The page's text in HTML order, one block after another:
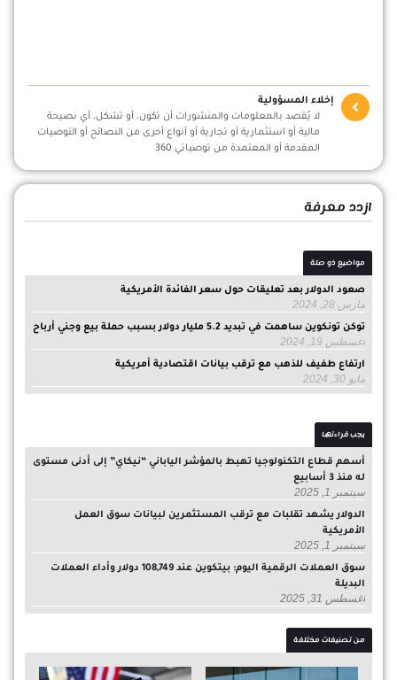
إخلاء المسؤولية
لا يُقصد بالمعلومات والمنشورات أن تكون، أو تشكل، أي نصيحة
مالية أو استثمارية أو تجارية أو أنواع أخرى من النصائح أو التوصيات
المقدمة أو المعتمدة من توصياتي 360
ازدد معرفة
مواضيع ذو صلة
صعود الدولار بعد تعليقات حول سعر الفائدة الأمريكية
مارس 28, 2024
توكن تونكوين ساهمت في تبديد 5.2 مليار دولار بسبب حملة بيع وجني أرباح
أغسطس 19, 2024
ارتفاع طفيف للذهب مع ترقب بيانات اقتصادية أمريكية
مايو 30, 2024
يجب قراءتها
أسهم قطاع التكنولوجيا تهبط بالمؤشر الياباني “نيكاي” إلى أدنى مستوى
له منذ 3 أسابيع
سبتمبر 1, 2025
الدولار يشهد تقلبات مع ترقب المستثمرين لبيانات سوق العمل
الأمريكية
سبتمبر 1, 2025
سوق العملات الرقمية اليوم: بيتكوين عند 108,749 دولار وأداء العملات
البديلة
أغسطس 31, 2025
من تصنيفات مختلفة